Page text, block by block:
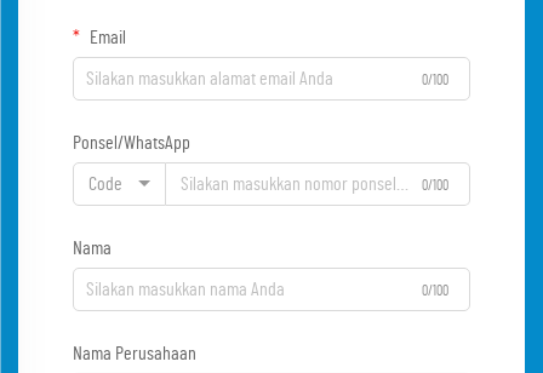
Email
0/100
Ponsel/WhatsApp
Code 0/100
Nama
0/100
Nama Perusahaan